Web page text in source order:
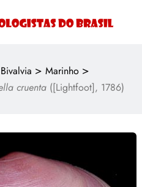
Bivalvia > Marinho >
cruenta ([Lightfoot], 1786)